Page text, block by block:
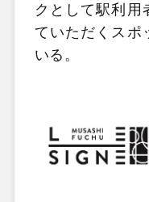
クとして駅利用
ていただくスポ
いる。